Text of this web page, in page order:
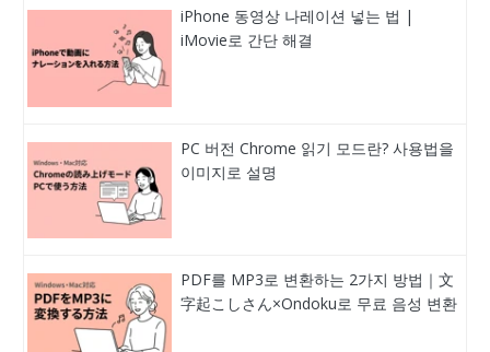
iPhone 동영상 나레이션 넣는 법 |
iMovie로 간단 해결
PC 버전 Chrome 읽기 모드란? 사용법을
이미지로 설명
PDF를 MP3로 변환하는 2가지 방법｜文
字起こしさん×Ondoku로 무료 음성 변환